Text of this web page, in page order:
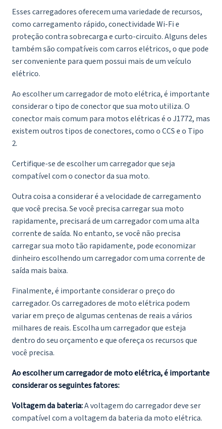
Esses carregadores oferecem uma variedade de recursos,
como carregamento rápido, conectividade Wi-Fi e
proteção contra sobrecarga e curto-circuito. Alguns deles
também são compatíveis com carros elétricos, o que pode
ser conveniente para quem possui mais de um veículo
elétrico.
Ao escolher um carregador de moto elétrica, é importante
considerar o tipo de conector que sua moto utiliza. O
conector mais comum para motos elétricas é o J1772, mas
existem outros tipos de conectores, como o CCS e o Tipo
2.
Certifique-se de escolher um carregador que seja
compatível com o conector da sua moto.
Outra coisa a considerar é a velocidade de carregamento
que você precisa. Se você precisa carregar sua moto
rapidamente, precisará de um carregador com uma alta
corrente de saída. No entanto, se você não precisa
carregar sua moto tão rapidamente, pode economizar
dinheiro escolhendo um carregador com uma corrente de
saída mais baixa.
Finalmente, é importante considerar o preço do
carregador. Os carregadores de moto elétrica podem
variar em preço de algumas centenas de reais a vários
milhares de reais. Escolha um carregador que esteja
dentro do seu orçamento e que ofereça os recursos que
você precisa.
Ao escolher um carregador de moto elétrica, é importante
considerar os seguintes fatores:
Voltagem da bateria:A voltagem do carregador deve ser
compatível com a voltagem da bateria da moto elétrica.